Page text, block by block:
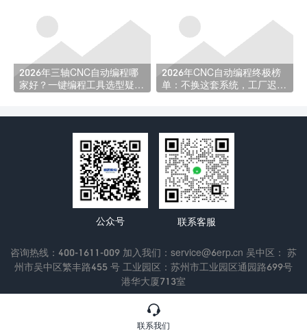
2026年三轴CNC自动编程哪
家好？一键编程工具选型疑问
2026年CNC自动编程终极榜
单：不换这套系统，工厂迟早

联系我们
公众号 联系客服
咨询热线：400-1611-009 加入我们：service@6erp.cn 吴中区： 苏
州市吴中区繁丰路455 号 工业园区：苏州市工业园区通园路699号
港华大厦713室
Copyright © 2022 苏州通商软件科技有限公司
号-3